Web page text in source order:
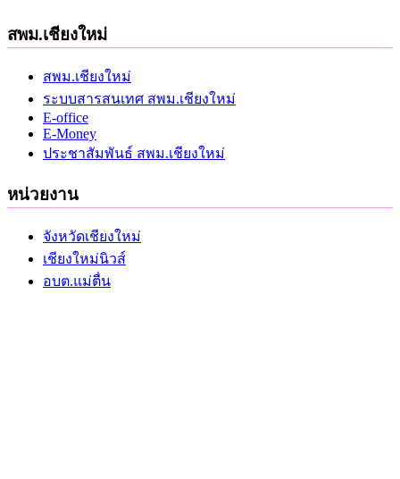
สพม.เชียงใหม่
สพม.เชียงใหม่
ระบบสารสนเทศ สพม.เชียงใหม่
E-office
E-Money
ประชาสัมพันธ์ สพม.เชียงใหม่
หน่วยงาน
จังหวัดเชียงใหม่
เชียงใหม่นิวส์
อบต.แม่ตื่น